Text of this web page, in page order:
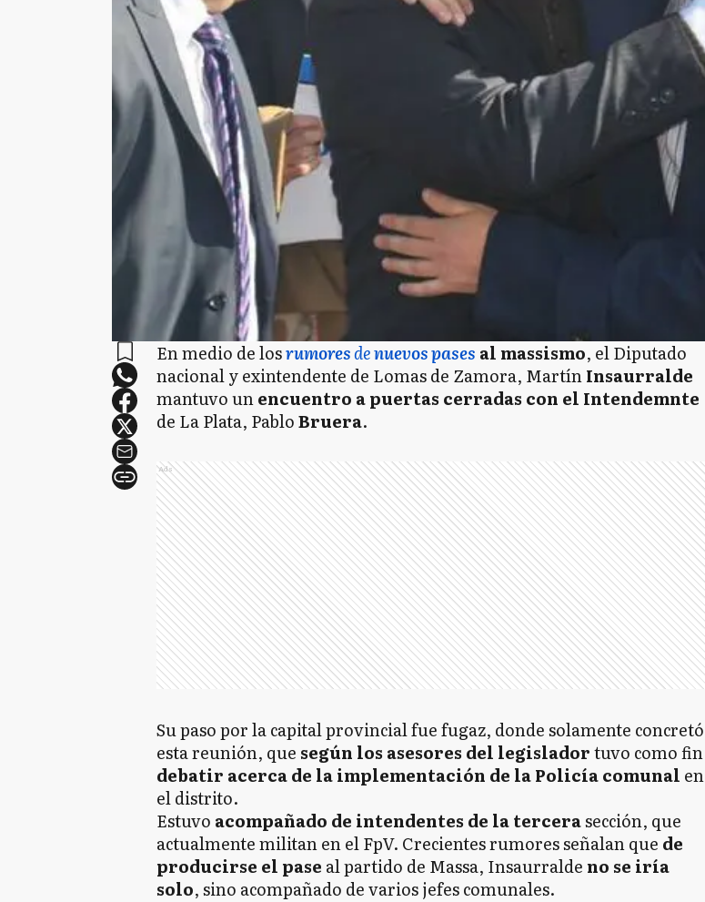
En medio de losrumoresdenuevos pases al massismo, el Diputado
nacional y exintendente de Lomas de Zamora, MartínInsaurralde
mantuvo unencuentro a puertas cerradas con el Intendemnte
de La Plata, PabloBruera.
Ads
Su paso por la capital provincial fue fugaz, donde solamente concretó
esta reunión, que según los asesores del legisladortuvo como fin
debatir acerca de la implementación de la Policía comunal en
el distrito.
Estuvo acompañado de intendentes de la tercerasección, que
actualmente militan en el FpV. Crecientes rumores señalan que de
producirse el pase al partido de Massa, Insaurralde no se iría
solo, sino acompañado de varios jefes comunales.